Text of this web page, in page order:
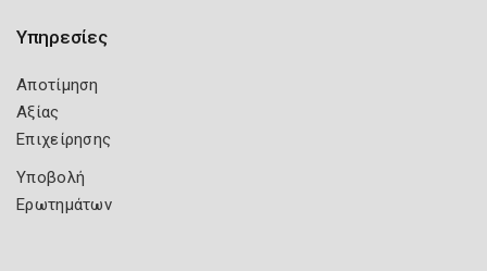
Υπηρεσίες
Αποτίμηση
Αξίας
Επιχείρησης
Υποβολή
Ερωτημάτων